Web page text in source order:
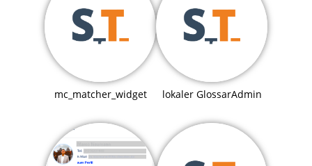
mc_matcher_widget lokaler GlossarAdmin